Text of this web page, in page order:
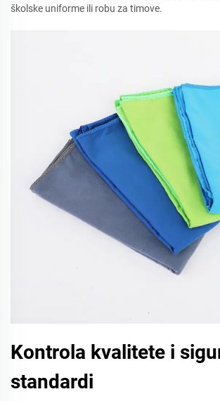
školske uniforme ili robu za timove.
Kontrola kvalitete i
standardi